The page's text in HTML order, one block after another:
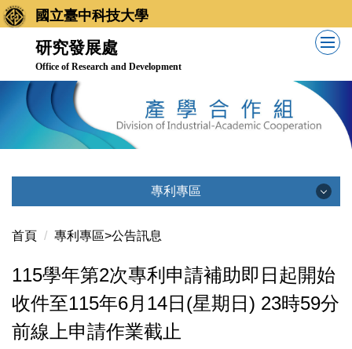
跳
到
國立臺中科技大學
研究發展處
Office of Research and Development
專利專區
專利專區
公告訊息
專利公告
首頁 專利專區>公告訊息
115學年第2次專利申請補助即日起開始
收件至115年6月14日(星期日) 23時59分
前線上申請作業截止